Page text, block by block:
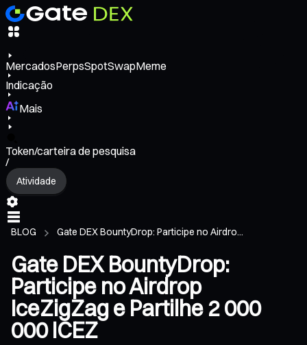
MercadosPerpsSpotSwapMeme
Indicação
Mais
Token/carteira de pesquisa
/
Atividade
BLOG Gate DEX BountyDrop: Participe no Airdro...
Gate DEX BountyDrop:
Participe no Airdrop
IceZigZag e Partilhe 2 000
000 ICEZ